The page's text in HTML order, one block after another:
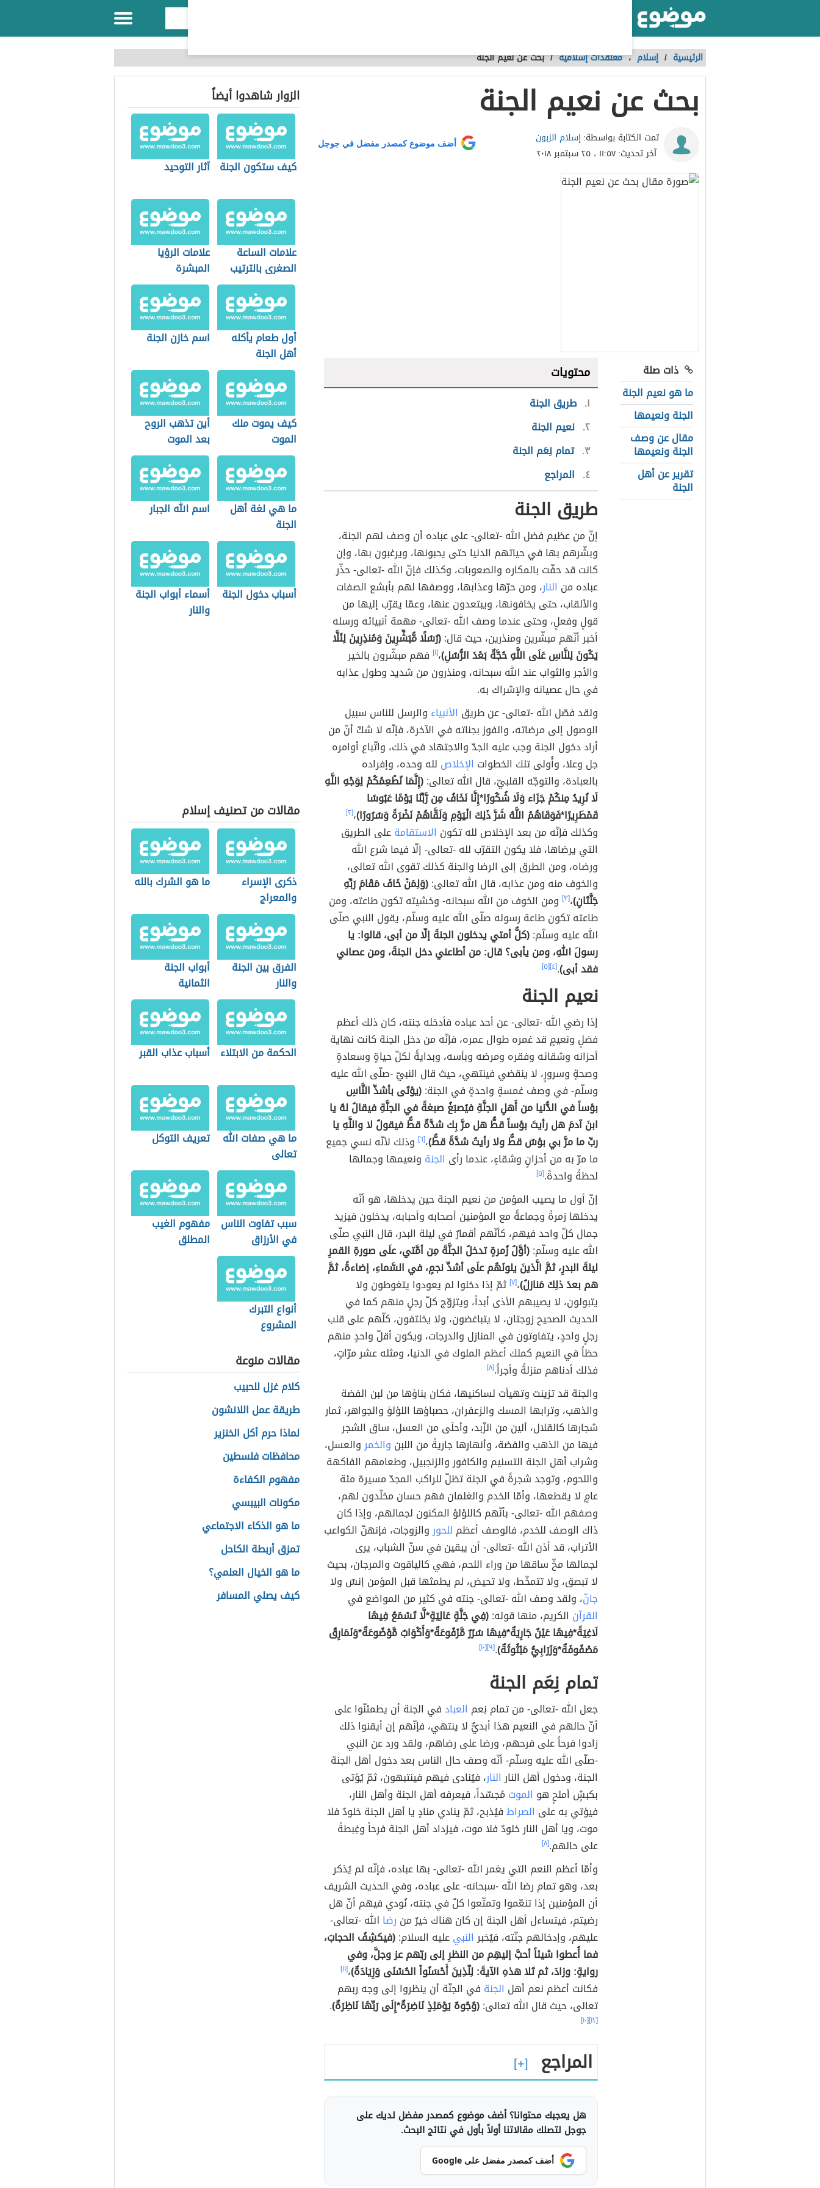
الرئيسية / إسلام ،معتقدات إسلامية /بحث عن نعيم الجنة
بحث عن نعيم الجنة
تمت الكتابة بواسطة:إسلام الزبون
آخر تحديث:١١:٥٧ ، ٢٥ سبتمبر ٢٠١٨
أضف موضوع كمصدر مفضل في جوجل
ذات صلة
ما هو نعيم الجنة
الجنة ونعيمها
مقال عن وصف
الجنة ونعيمها
تقرير عن أهل
الجنة
محتويات
١ طريق الجنة
٢ نعيم الجنة
٣ تمام نِعَم الجنة
٤ المراجع
طريق الجنة
إنّ من عظيم فضل الله -تعالى- على عباده أن وصف لهم الجنة،
وبشّرهم بها في حياتهم الدنيا حتى يحبونها، ويرغبون بها، وإن
كانت قد حفّت بالمكاره والصعوبات، وكذلك فإنّ الله -تعالى- حذّر
عباده من النار، ومن حرّها وعذابها، ووصفها لهم بأبشع الصفات
والألقاب، حتى يخافونها، ويبتعدون عنها، وعمّا يقرّب إليها من
قولٍ وفعلٍ، وحتى عندما وصف الله -تعالى- مهمة أنبيائه ورسله
أخبر أنّهم مبشّرين ومنذرين، حيث قال:(رُسُلًا مُّبَشِّرِينَ وَمُنذِرِينَ لِئَلَّا
يَكُونَ لِلنَّاسِ عَلَى اللَّهِ حُجَّةٌ بَعْدَ الرُّسُلِ)،[١] فهم مبشّرون بالخير
والأجر والثواب عند الله سبحانه، ومنذرون من شديد وطول عذابه
في حال عصيانه والإشراك به.
ولقد فصّل الله -تعالى- عن طريق الأنبياء والرسل للناس سبيل
الوصول إلى مرضاته، والفوز بجناته في الآخرة، فإنّه لا شكّ أنّ من
أراد دخول الجنة وجب عليه الجدّ والاجتهاد في ذلك، واتّباع أوامره
جل وعلا، وأُولى تلك الخطوات الإخلاص لله وحده، وإفراده
بالعبادة، والتوجّه القلبيّ، قال الله تعالى:(إِنَّمَا نُطْعِمُكُمْ لِوَجْهِ اللَّهِ
لَا نُرِيدُ مِنكُمْ جَزَاء وَلَا شُكُورًا*إِنَّا نَخَافُ مِن رَّبِّنَا يَوْمًا عَبُوسًا
قَمْطَرِيرًا*فَوَقَاهُمُ اللَّهُ شَرَّ ذَلِكَ الْيَوْمِ وَلَقَّاهُمْ نَضْرَةً وَسُرُورًا)،[٢]
وكذلك فإنّه من بعد الإخلاص لله تكون الاستقامةعلى الطريق
التي يرضاها، فلا يكون التقرّب لله -تعالى- إلّا فيما شرع الله
ورضاه، ومن الطرق إلى الرضا والجنة كذلك تقوى الله تعالى،
والخوف منه ومن عذابه، قال الله تعالى:(وَلِمَنْ خَافَ مَقَامَ رَبِّهِ
جَنَّتَانِ)،[٣]
ومن الخوف من الله سبحانه- وخشيته تكون طاعته، ومن
طاعته تكون طاعة رسوله صلّى الله عليه وسلّم، يقول النبي صلّى
الله عليه وسلّم:(كلُّ أمتي يدخلون الجنةَ إلّا من أبى، قالوا: يا
رسولَ اللهِ، ومن يأبى؟ قال: من أطاعني دخل الجنةَ، ومن عصاني
فقد أبى).[٤] [٥]
نعيم الجنة
إذا رضي الله -تعالى- عن أحد عباده فأدخله جنته، كان ذلك أعظم
فضلٍ ونعيمٍ قد غمره طوال عمره، فإنّه من دخل الجنة كانت نهاية
أحزانه وشقائه وفقره ومرضه وبأسه، وبدايةً لكلّ حياةٍ وسعادةٍ
وصحةٍ وسرورٍ، لا ينقضي فينتهي، حيث قال النبيّ -صلّى الله عليه
وسلّم- في وصف غمسةٍ واحدةٍ في الجنة:(يؤتَى بأشدِّ النَّاسِ
بؤساً في الدُّنيا من أَهلِ الجنَّةِ فيُصبَغُ صبغةً في الجنَّةِ فيقالُ لهُ يا
ابنَ آدمَ هل رأيتَ بؤساً قطُّ هل مرَّ بِك شدَّةٌ قطُّ فيقولُ لا واللَّهِ يا
ربِّ ما مرَّ بي بؤسٌ قطُّ ولا رأيتُ شدَّةً قطُّ)،[٦]
وذلك لأنّه نسي جميع
ما مرّ به من أحزانٍ وشقاءٍ، عندما رأى الجنة ونعيمها وجمالها
لحظةً واحدةً.[٥]
إنّ أول ما يصيب المؤمن من نعيم الجنة حين يدخلها، هو أنّه
يدخلها زمرةً وجماعةً مع المؤمنين أصحابه وأحبابه، يدخلون فيزيد
جمال كلّ واحد فيهم، كأنّهم أقمارٌ في ليلة البدر، قال النبي صلّى
الله عليه وسلّم:(أوَّلُ زُمرةٍ تدخلُ الجنَّةَ مِن أمَّتي، علَى صورةِ القمرِ
ليلةَ البدرِ، ثمَّ الَّذينَ يلونَهُم علَى أشدِّ نجمٍ، في السَّماءِ، إضاءةً، ثمَّ
هم بعدَ ذلِكَ مَنازلُ)،[٧]
ثمّ إذا دخلوا لم يعودوا يتغوطون ولا
يتبولون، لا يصيبهم الأذى أبداً، ويتزوّج كلّ رجلٍ منهم كما في
الحديث الصحيح زوجتان، لا يتباغضون، ولا يخلتفون، كلّهم على قلب
رجلٍ واحدٍ، يتفاوتون في المنازل والدرجات، ويكون أقلّ واحدٍ منهم
حظاً في النعيم كملك أعظم الملوك في الدنيا، ومثله عشر مرّاتٍ،
فذلك أدناهم منزلةً وأجراً.[٨]
والجنة قد تزينت وتهيأت لساكنيها، فكان بناؤها من لبن الفضة
والذهب، وترابها المسك والزعفران، حصباؤها اللؤلؤ والجواهر، ثمار
شجارها كالقلال، ألين من الزّبد، وأحلَى من العسل، ساق الشجر
فيها من الذهب والفضة، وأنهارها جاريةً من اللبن والخمروالعسل،
وشراب أهل الجنة التسنيم والكافور والزنجبيل، وطعامهم الفاكهة
واللحوم، وتوجد شجرةً في الجنة تظلّ للراكب المجدّ مسيرة مئة
عامٍ لا يقطعها، وأمّا الخدم والغلمان فهم حسان مخلّدون لهم،
وصفهم الله -تعالى- بأنّهم كاللؤلؤ المكنون لجمالهم، وإذا كان
ذاك الوصف للخدم، فالوصف أعظم للحوروالزوجات، فإنهنّ الكواعب
الأتراب، قد أذن الله -تعالى- أن يبقين في سنّ الشباب، يرى
لجمالها مخّ ساقها من وراء اللحم، فهي كالياقوت والمرجان، بحيث
لا تبصق، ولا تتمخّط، ولا تحيض، لم يطمثها قبل المؤمن إنسٌ ولا
جانّ، ولقد وصف الله -تعالى- جنته في كثير من المواضع في
القرآن الكريم، منها قوله:(فِي جَنَّةٍ عَالِيَةٍ*لَّا تَسْمَعُ فِيهَا
لَاغِيَةً*فِيهَا عَيْنٌ جَارِيَةٌ*فِيهَا سُرُرٌ مَّرْفُوعَةٌ*وَأَكْوَابٌ مَّوْضُوعَةٌ*وَنَمَارِقُ
مَصْفُوفَةٌ*وَزَرَابِيُّ مَبْثُوثَةٌ).[٩] [١٠]
تمام نِعَم الجنة
جعل الله -تعالى- من تمام نِعم العبادفي الجنة أن يطمئنّوا على
أنّ حالهم في النعيم هذا أبديٌّ لا ينتهي، فإنّهم إن أيقنوا ذلك
زادوا فرحاً على فرحهم، ورضا على رضاهم، ولقد ورد عن النبي
-صلّى الله عليه وسلّم- أنّه وصف حال الناس بعد دخول أهل الجنة
الجنة، ودخول أهل النارالنار، فيُنادى فيهم فينتبهون، ثمّ يُؤتى
بكبشٍ أملحٍ هو الموت مُجسّداً، فيعرفه أهل الجنة وأهل النار،
فيؤتي به على الصراطفيُذبح، ثمّ ينادي منادٍ يا أهل الجنة خلودٌ فلا
موت، ويا أهل النار خلودٌ فلا موت، فيزداد أهل الجنة فرحاً وغِبطةً
على حالهم.[٨]
وأمّا أعظم النعم التي يغمر الله -تعالى- بها عباده، فإنّه لم يُذكر
بعد، وهو تمام رضا الله -سبحانه- على عباده، وفي الحديث الشريف
أن المؤمنين إذا تنعّموا وتمتّعوا كلٌ في جنته، نُودي فيهم أنّ هل
رضيتم، فيتساءل أهل الجنة إن كان هناك خيرٌ من رضا الله -تعالى-
عليهم، وإدخالهم جنّته، فيُخبرالنبيعليه السلام:(فيكشِفُ الحجابَ،
فما أُعطوا شيئاً أحبَّ إليهِم من النظرِ إلى ربّهم عز وجلَّ، وفي
روايةٍ: وزادَ، ثم تَلا هذهِ الآيةَ: لِلّذِينَ أَحْسَنُواْ الحُسْنَى وَزِيَادَةٌ)،[١١]
فكانت أعظم نعم أهل الجنة في الجنّة أن ينظروا إلى وجه ربهم
تعالى، حيث قال الله تعالى:(وُجُوهٌ يَوْمَئِذٍ نَاضِرَةٌ*إِلَى رَبِّهَا نَاظِرَةٌ).
[١٢] [١٠]
المراجع
هل يعجبك محتوانا؟ أضف موضوع كمصدر مفضل لديك على
جوجل لتصلك مقالاتنا أولاً بأول في نتائج البحث.
أضف كمصدر مفضل على Google
الزوار شاهدوا أيضاً
كيف ستكون الجنة آثار التوحيد
علامات الساعة
الصغرى بالترتيب
علامات الرؤيا
المبشرة
أول طعام يأكله
أهل الجنة
اسم خازن الجنة
كيف يموت ملك
الموت
أين تذهب الروح
بعد الموت
ما هي لغة أهل
الجنة
اسم الله الجبار
أسباب دخول الجنة
أسماء أبواب الجنة
والنار
مقالات من تصنيف إسلام
ذكرى الإسراء
والمعراج
ما هو الشرك بالله
الفرق بين الجنة
والنار
أبواب الجنة
الثمانية
الحكمة من الابتلاء أسباب عذاب القبر
ما هي صفات الله
تعالى
تعريف التوكل
سبب تفاوت الناس
في الأرزاق
مفهوم الغيب
المطلق
أنواع التبرك
المشروع
مقالات منوعة
كلام غزل للحبيب
طريقة عمل اللانشون
لماذا حرم أكل الخنزير
محافظات فلسطين
مفهوم الكفاءة
مكونات البيبسي
ما هو الذكاء الاجتماعي
تمزق أربطة الكاحل
ما هو الخيال العلمي؟
كيف يصلي المسافر